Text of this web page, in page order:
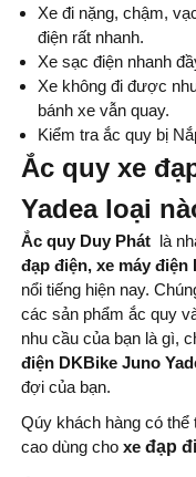
Xe đi nặng, chậm,
điện rất nhanh.
Xe sạc điện nhanh
Xe không đi được
bánh xe vẫn quay.
Kiểm tra ắc quy bị
Ắc quy xe
Yadea loại
Ắc quy Duy Phát là
đạp điện, xe máy điện
nổi tiếng hiện nay.
các sản phẩm ắc quy
nhu cầu của bạn là gì,
điện DKBike Juno
đợi của bạn.
Qúy khách hàng có thể
cao dùng cho xe đạp